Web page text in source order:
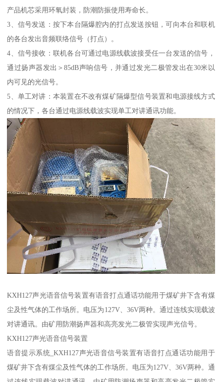
产品机芯采用环氧封装，防潮防振使用寿命长。
3、信号发送：按下本台隔爆腔内的打点发送按钮，可向本台和联机
的各台发出音频联络信号（打点）。
4、信号接收：联机各台可通过电源线载波接受任一台发送的信号，
通过扬声器发出＞85dB声响信号，并通过发光二极管发出在30米以
内可见的光信号。
5、单工对讲：本装置在不改有煤矿隔爆型信号装置和电源接线方式
的情况下，各台通过电源线载波实现单工对讲通讯功能。
KXH127声光语音信号装置有语音打点通话功能用于煤矿井下含有煤
尘及性气体的工作场所。电压为127V、36V两种。通过连线实现载波
对讲通讯。由矿用防潮扬声器和高亮发光二极管实现声光信号。
KXH127声光语音信号装置
语音提示系统_KXH127声光语音信号装置有语音打点通话功能用于
煤矿井下含有煤尘及性气体的工作场所。电压为127V、36V两种。通